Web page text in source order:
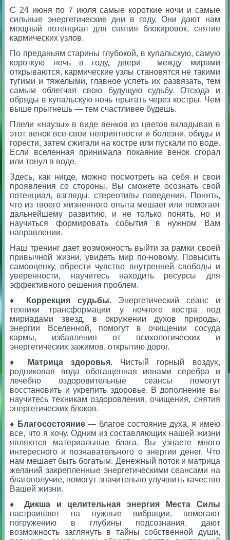
С 24 июня по 7 июля самые короткие ночи и самые
сильные энергетические дни в году. Они дают нам
мощный потенциал для снятия блокировок, снятие
кармических узлов.
По преданьям старины глубокой, в купальскую, самую
короткую ночь в году, двери между мирами
открываются, кармические узлы становятся не такими
тугими и тяжелыми, главное успеть их развязать, тем
самым облегчая свою будущую судьбу. Отсюда и
обряды в купальскую ночь прыгать через костры. Чем
выше прыгнешь — тем счастливее будешь.
Плели «наузы» в виде венков из цветов вкладывая в
этот венок все свои неприятности и болезни, обиды и
горести, затем сжигали на костре или пускали по воде.
Если вселенная принимала покаяние венок сгорал
или тонул в воде.
Здесь, как нигде, можно посмотреть на себя и свои
проявления со стороны. Вы сможете осознать свой
потенциал, взгляды, стереотипы поведения. Понять,
что из твоего жизненного опыта мешает или помогает
дальнейшему развитию, и не только понять, но и
научиться формировать события в нужном Вам
направлении.
Наш тренинг дает возможность выйти за рамки своей
привычной жизни, увидеть мир по-новому. Повысить
самооценку, обрести чувство внутренней свободы и
уверенности, научитесь находить ресурсы для
эффективного решения проблем.
♦ Коррекция судьбы.Энергетический сеанс и
техники трансформации у ночного костра под
мириадами звезд, в окружении духов природы,
энергии Вселенной, помогут в очищении сосуда
кармы, избавления от психологических и
энергетических зажимов, открытию дорог.
♦ Матрица здоровья. Чистый горный воздух,
родниковая вода обогащенная ионами серебра и
лечебно оздоровительные сеансы помогут
восстановить и укрепить здоровье. В дополнение вы
научитесь техникам оздоровления, очищения, снятия
энергетических блоков.
♦ Благосостояние— благое состояние духа, я имею
все, что я хочу. Одним из составляющих нашей жизни
являются материальные блага. Вы узнаете много
интересного и познавательного о энергии денег. Что
нам мешает быть богатым. Денежный поток и матрица
желаний закрепленные энергетическими сеансами на
благополучие, помогут значительно улучшить качество
Вашей жизни.
♦ Дикша и целительная энергия Места Силы
настраивают на нужные вибрации, помогают
погружению в глубины подсознания, дают
возможность заглянуть в тайны собственной души,